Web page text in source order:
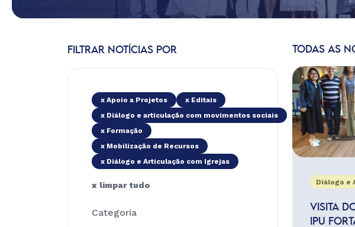
FILTRAR NOTÍCIAS POR
x Apoio a Projetos
x Editais
x Diálogo e articulação com movimentos sociais
x Formação
x Mobilização de Recursos
x Diálogo e Articulação com Igrejas
x limpar tudo
Categoria
TODAS AS
Diálogo e
VISITA
IPU